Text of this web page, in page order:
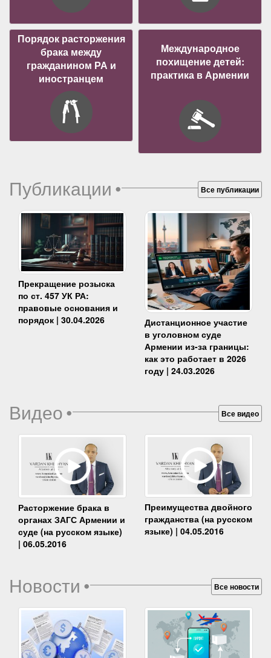
Порядок расторжения
брака между
гражданином РА и
иностранцем
Международное
похищение детей:
практика в Армении
Публикации• Все публикации
Прекращение розыска
по ст. 457 УК РА:
правовые основания и
порядок | 30.04.2026
Дистанционное участие
в уголовном суде
Армении из-за границы:
как это работает в 2026
году | 24.03.2026
Видео• Все видео
Расторжение брака в
органах ЗАГС Армении и
суде (на русском языке)
| 06.05.2016
Преимущества двойного
гражданства (на русском
языке) | 04.05.2016
Новости• Все новости